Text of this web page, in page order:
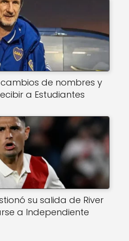
de nombres y
a Estudiantes
su salida de River
a Independiente